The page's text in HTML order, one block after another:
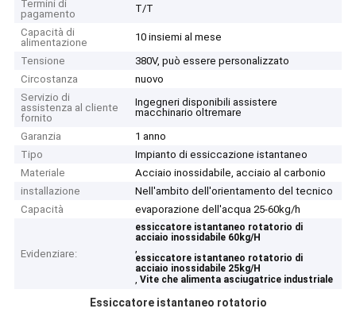
Termini di
pagamento
T/T
Capacità di
alimentazione
10 insiemi al mese
Tensione
380V, può essere personalizzato
Circostanza
nuovo
Servizio di
assistenza al cliente
fornito
Ingegneri disponibili assistere
macchinario oltremare
Garanzia
1 anno
Tipo
Impianto di essiccazione istantaneo
Materiale
Acciaio inossidabile, acciaio al carbonio
installazione
Nell'ambito dell'orientamento del tecnico
Capacità
evaporazione dell'acqua 25-60kg/h
Evidenziare:
essiccatore istantaneo rotatorio di
acciaio inossidabile 60kg/H
,
essiccatore istantaneo rotatorio di
acciaio inossidabile 25kg/H
,Vite che alimenta asciugatrice industriale
Essiccatore istantaneo rotatorio